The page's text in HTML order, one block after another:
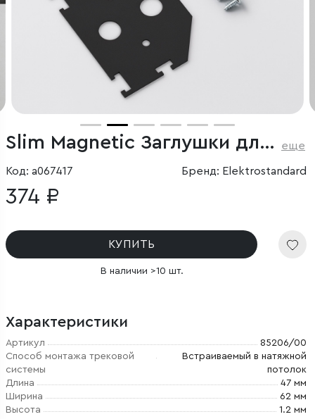
Slim Magnetic Заглушки для шинопровода в натяжной потолок 85204/00 черный 2 шт. еще
Код: a067417 Бренд: Elektrostandard
374 ₽
КУПИТЬ
В наличии >10 шт.
Характеристики
Артикул
85206/00
Способ монтажа трековой
системы
Встраиваемый в натяжной
потолок
Длина
47 мм
Ширина
62 мм
Высота
1.2 мм